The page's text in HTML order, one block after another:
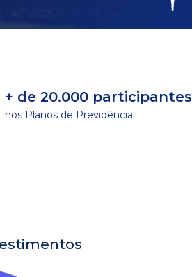
+ de 20.000 participantes
nos Planos de Previdência